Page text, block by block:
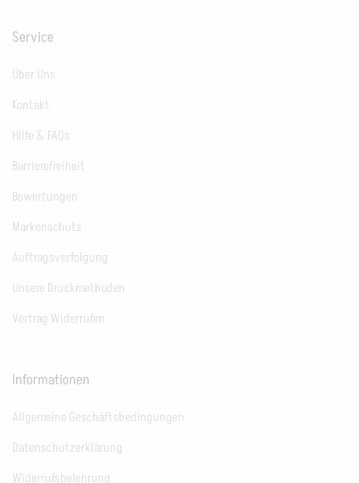
Service
Über Uns
Kontakt
Hilfe & FAQs
Barrierefreiheit
Bewertungen
Markenschutz
Auftragsverfolgung
Unsere Druckmethoden
Vertrag Widerrufen
Informationen
Allgemeine Geschäftsbedingungen
Datenschutzerklärung
Widerrufsbelehrung